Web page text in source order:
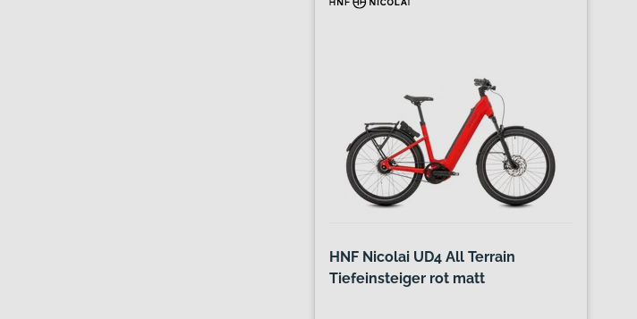
HNF Nicolai UD4 All Terrain
Tiefeinsteiger rot matt